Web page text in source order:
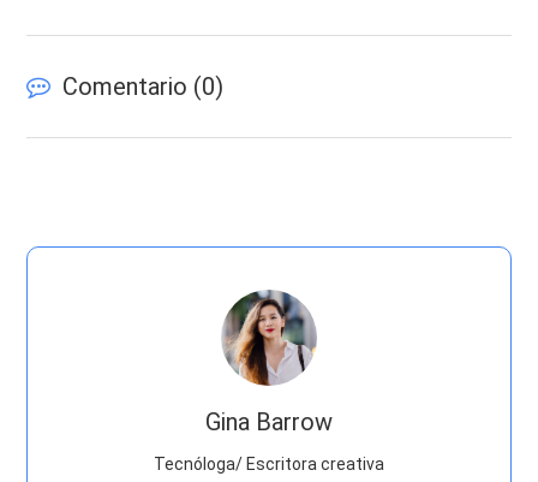
Comentario (0)
Gina Barrow
Tecnóloga/ Escritora creativa